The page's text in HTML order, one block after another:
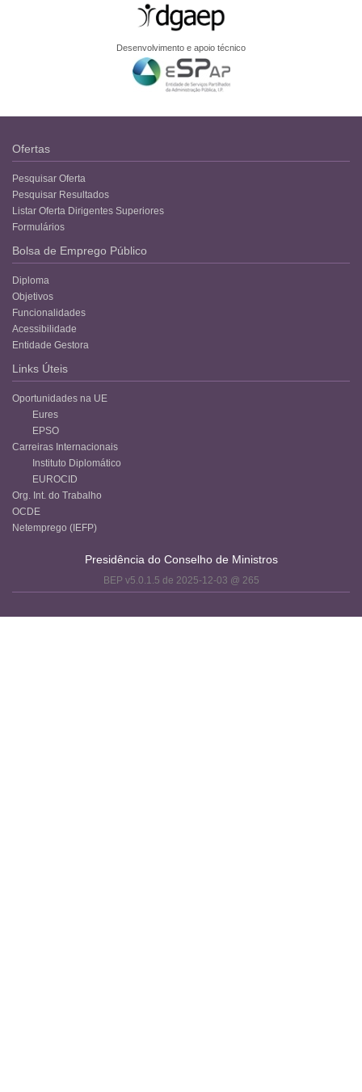
Desenvolvimento e apoio técnico
Ofertas
Pesquisar Oferta
Pesquisar Resultados
Listar Oferta Dirigentes Superiores
Formulários
Bolsa de Emprego Público
Diploma
Objetivos
Funcionalidades
Acessibilidade
Entidade Gestora
Links Úteis
Oportunidades na UE
Eures
EPSO
Carreiras Internacionais
Instituto Diplomático
EUROCID
Org. Int. do Trabalho
OCDE
Netemprego (IEFP)
Presidência do Conselho de Ministros
BEP v5.0.1.5 de 2025-12-03 @ 265